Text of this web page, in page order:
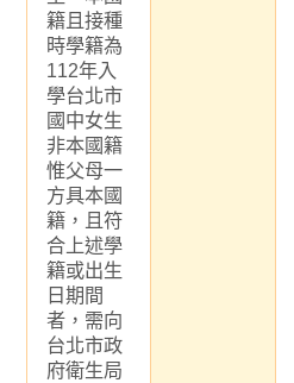
籍且接種
時學籍為
112年入
學台北市
國中女生
非本國籍
惟父母一
方具本國
籍，且符
合上述學
籍或出生
日期間
者，需向
台北市政
府衛生局